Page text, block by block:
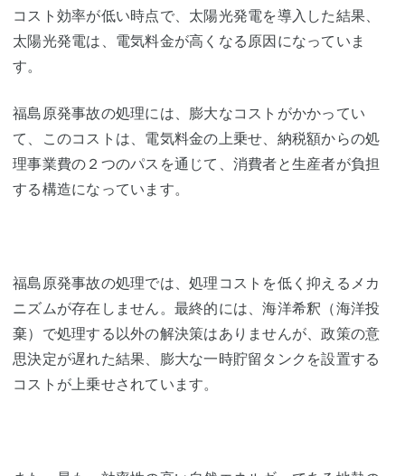
コスト効率が低い時点で、太陽光発電を導入した結果、
太陽光発電は、電気料金が高くなる原因になっていま
す。
福島原発事故の処理には、膨大なコストがかかってい
て、このコストは、電気料金の上乗せ、納税額からの処
理事業費の２つのパスを通じて、消費者と生産者が負担
する構造になっています。
福島原発事故の処理では、処理コストを低く抑えるメカ
ニズムが存在しません。最終的には、海洋希釈（海洋投
棄）で処理する以外の解決策はありませんが、政策の意
思決定が遅れた結果、膨大な一時貯留タンクを設置する
コストが上乗せされています。